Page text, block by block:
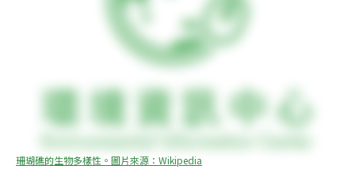
珊瑚礁的生物多樣性。圖片來源：Wikipedia